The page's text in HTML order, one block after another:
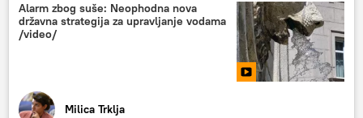
Alarm zbog suše: Neophodna nova
državna strategija za upravljanje vodama
/video/
Milica Trklja